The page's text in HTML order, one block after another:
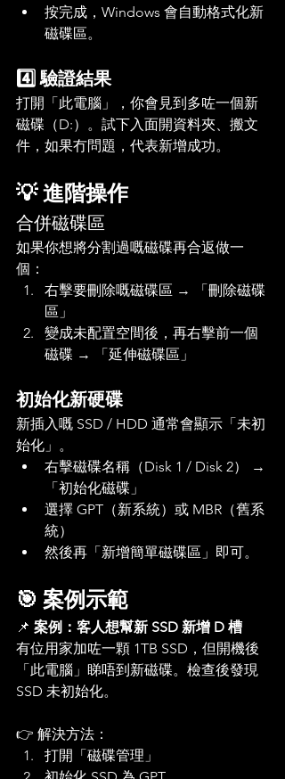
按完成，Windows 會自動格式化新
磁碟區。
4️⃣ 驗證結果
打開「此電腦」，你會見到多咗一個新
磁碟（D:）。試下入面開資料夾、搬文
件，如果冇問題，代表新增成功。
💡 進階操作
合併磁碟區
如果你想將分割過嘅磁碟再合返做一
個：
右擊要刪除嘅磁碟區 → 「刪除磁碟
區」
變成未配置空間後，再右擊前一個
磁碟 → 「延伸磁碟區」
初始化新硬碟
新插入嘅 SSD / HDD 通常會顯示「未初
始化」。
右擊磁碟名稱（Disk 1 / Disk 2） →
「初始化磁碟」
選擇 GPT（新系統）或 MBR（舊系
統）
然後再「新增簡單磁碟區」即可。
🎯 案例示範
📌 案例：客人想幫新 SSD 新增 D 槽
有位用家加咗一顆 1TB SSD，但開機後
「此電腦」睇唔到新磁碟。檢查後發現
SSD 未初始化。
👉 解決方法：
打開「磁碟管理」